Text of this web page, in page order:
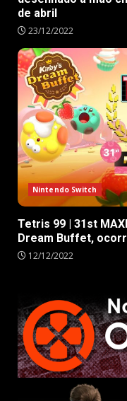
de abril
23/12/2022
Nintendo Switch
Tetris 99 | 31st
Dream Buffet,
12/12/2022